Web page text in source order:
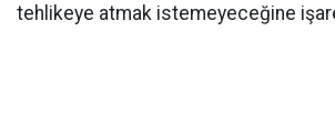
tehlikeye atmak istemeyeceğine